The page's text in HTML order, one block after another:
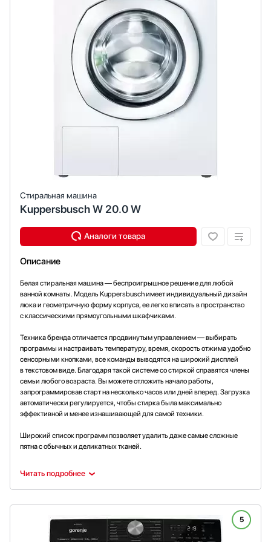
Стиральная машина
Kuppersbusch W 20.0 W
Описание
Белая стиральная машина — беспроигрышное решение для любой
ванной комнаты. Модель Kuppersbusch имеет индивидуальный дизайн
люка и геометричную форму корпуса, ее легко вписать в пространство
с классическими прямоугольными шкафчиками.
Техника бренда отличается продвинутым управлением — выбирать
программы и настраивать температуру, время, скорость отжима удобно
сенсорными кнопками, все команды выводятся на широкий дисплей
в текстовом виде. Благодаря такой системе со стиркой справятся члены
семьи любого возраста. Вы можете отложить начало работы,
запрограммировав старт на несколько часов или дней вперед. Загрузка
автоматически регулируется, чтобы стирка была максимально
эффективной и менее изнашивающей для самой техники.
Широкий список программ позволяет удалить даже самые сложные
пятна с обычных и деликатных тканей.
Читать подробнее
5